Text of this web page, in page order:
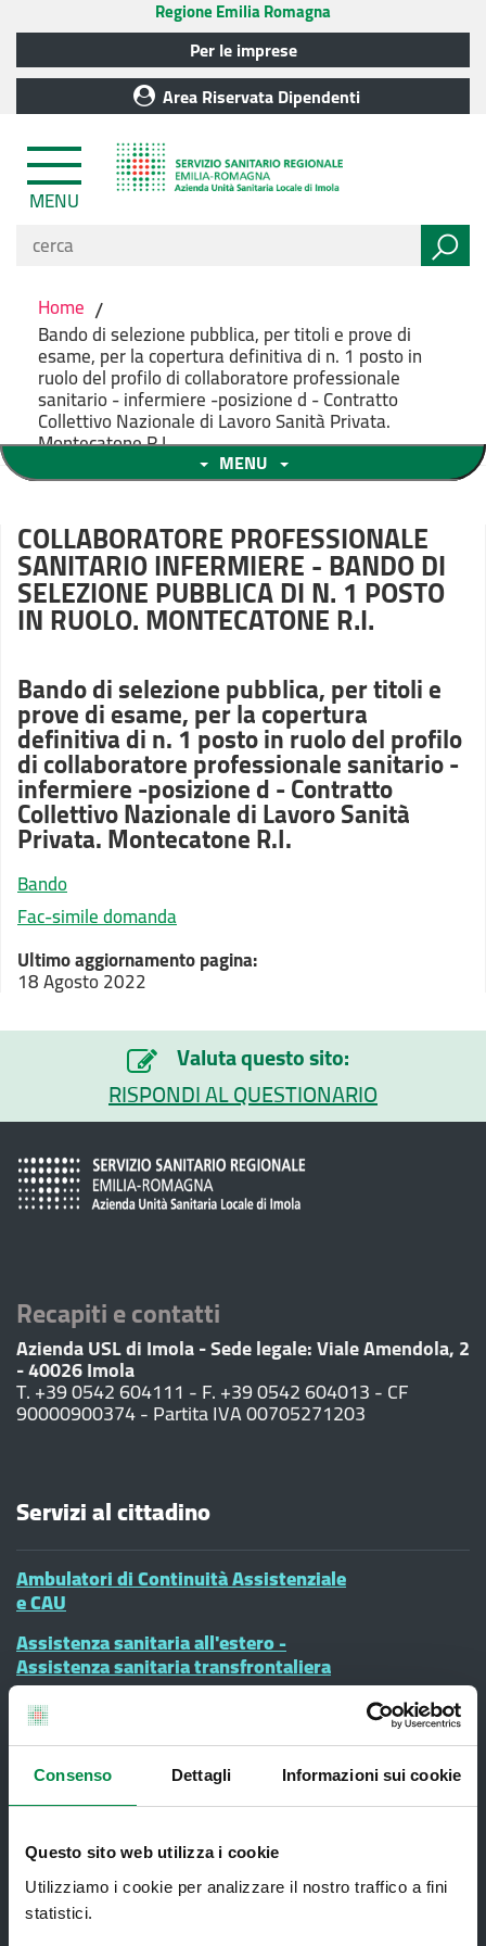
Consenso Dettagli Informazioni sui cookie
Questo sito web utilizza i cookie
Utilizziamo i cookie per analizzare il nostro traffico a fini
statistici.
Regione Emilia Romagna
Per le imprese
Area Riservata Dipendenti
MENU
Home /
Bando di selezione pubblica, per titoli e prove di
esame, per la copertura definitiva di n. 1 posto in
ruolo del profilo di collaboratore professionale
sanitario - infermiere -posizione d - Contratto
Collettivo Nazionale di Lavoro Sanità Privata.
Montecatone R.I.
MENU
COLLABORATORE PROFESSIONALE
SANITARIO INFERMIERE - BANDO DI
SELEZIONE PUBBLICA DI N. 1 POSTO
IN RUOLO. MONTECATONE R.I.
Bando di selezione pubblica, per titoli e
prove di esame, per la copertura
definitiva di n. 1 posto in ruolo del profilo
di collaboratore professionale sanitario -
infermiere -posizione d - Contratto
Collettivo Nazionale di Lavoro Sanità
Privata. Montecatone R.I.
Bando
Fac-simile domanda
Ultimo aggiornamento pagina:
18 Agosto 2022
Valuta questo sito:
RISPONDI AL QUESTIONARIO
Recapiti e contatti
Azienda USL di Imola - Sede legale: Viale Amendola, 2
- 40026 Imola
T. +39 0542 604111 - F. +39 0542 604013 - CF
90000900374 - Partita IVA 00705271203
Servizi al cittadino
Ambulatori di Continuità Assistenziale
e CAU
Assistenza sanitaria all'estero -
Assistenza sanitaria transfrontaliera
Consultorio Familiare
Direzione Assistenza Farmaceutica
Finanziamenti
Medici e Pediatri di Famiglia
Nucleo di Cure Primarie (NCP)